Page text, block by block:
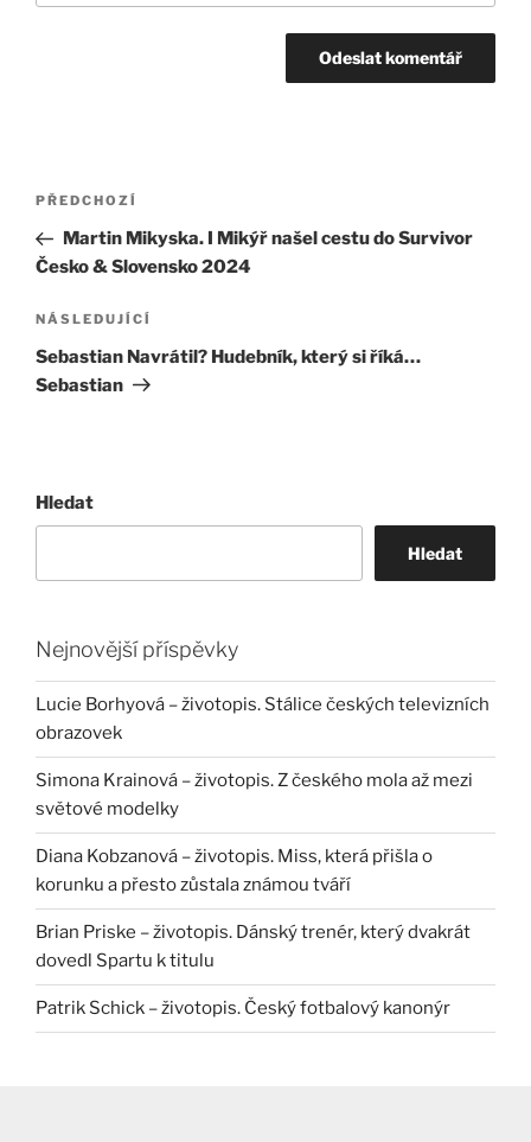
Navigace
příspěvek
Předchozí
příspěvek
PŘEDCHOZÍ
Martin Mikyska. I Mikýř našel cestu do Survivor
Česko & Slovensko 2024
Následující
příspěvek
NÁSLEDUJÍCÍ
Sebastian Navrátil? Hudebník, který si říká…
Sebastian
Hledat
Hledat
Nejnovější příspěvky
Lucie Borhyová – životopis. Stálice českých televizních
obrazovek
Simona Krainová – životopis. Z českého mola až mezi
světové modelky
Diana Kobzanová – životopis. Miss, která přišla o
korunku a přesto zůstala známou tváří
Brian Priske – životopis. Dánský trenér, který dvakrát
dovedl Spartu k titulu
Patrik Schick – životopis. Český fotbalový kanonýr